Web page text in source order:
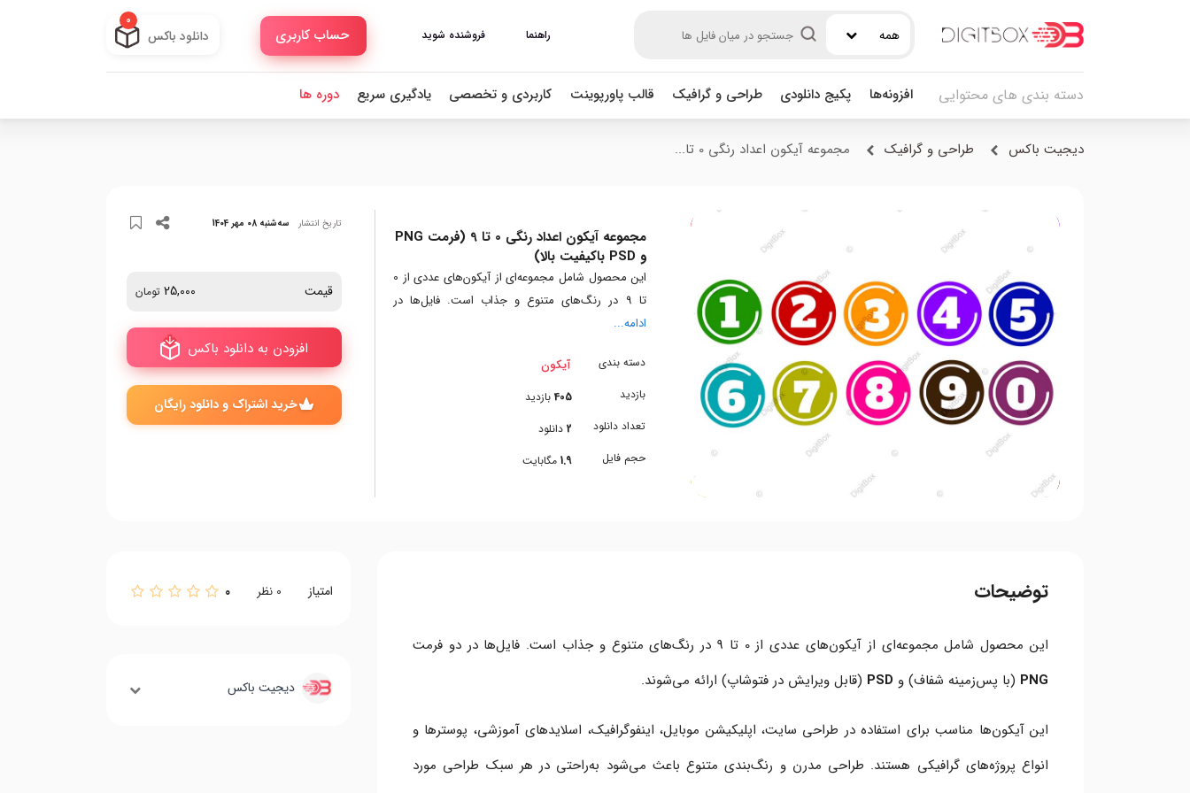
همه راهنما فروشنده شوید حساب کاربری دانلود باکس
0
دسته بندی های محتوایی افزونه‌ها پکیج دانلودی طراحی و گرافیک قالب پاورپوینت کاربردی و تخصصی یادگیری سریع دوره ها
دیجیت باکس طراحی و گرافیک مجموعه آیکون اعداد رنگی 0 تا...
مجموعه آیکون اعداد رنگی 0 تا 9 (فرمت PNG
و PSD باکیفیت بالا)
این محصول شامل مجموعه‌ای از آیکون‌های عددی از 0
تا 9 در رنگ‌های متنوع و جذاب است. فایل‌ها در
ادامه...
دسته بندی
بازدید
تعداد دانلود
حجم فایل
آیکون
405 بازدید
2 دانلود
1.9 مگابایت
تاریخ انتشار سه‌شنبه 08 مهر 1404
قیمت 25,000 تومان
افزودن به دانلود باکس
خرید اشتراک و دانلود رایگان
توضیحات
این محصول شامل مجموعه‌ای از آیکون‌های عددی از 0 تا 9 در رنگ‌های متنوع و جذاب است. فایل‌ها در دو فرمت
PNG (با پس‌زمینه شفاف) و PSD (قابل ویرایش در فتوشاپ) ارائه می‌شوند.
این آیکون‌ها مناسب برای استفاده در طراحی سایت، اپلیکیشن موبایل، اینفوگرافیک، اسلایدهای آموزشی، پوسترها و
انواع پروژه‌های گرافیکی هستند. طراحی مدرن و رنگ‌بندی متنوع باعث می‌شود به‌راحتی در هر سبک طراحی مورد
امتیاز 0 نظر 0
دیجیت باکس